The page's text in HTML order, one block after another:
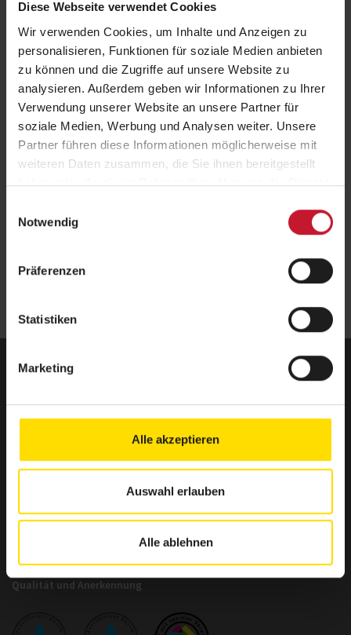
Diese Webseite verwendet Cookies
Wir verwenden Cookies, um Inhalte und Anzeigen zu
personalisieren, Funktionen für soziale Medien anbieten
zu können und die Zugriffe auf unsere Website zu
analysieren. Außerdem geben wir Informationen zu Ihrer
Verwendung unserer Website an unsere Partner für
soziale Medien, Werbung und Analysen weiter. Unsere
Partner führen diese Informationen möglicherweise mit
weiteren Daten zusammen, die Sie ihnen bereitgestellt
haben oder die sie im Rahmen Ihrer Nutzung der Dienste
Notwendig
Präferenzen
Statistiken
Marketing
Alle akzeptieren
Auswahl erlauben
Alle ablehnen
Gesundheitsmanagement: Ein Thema mit
Zukunft
BGM: So profitieren Unternehmen und
Institutionen
Besondere Vorteile für
Gesundheitsdienstleister
Betrieb selbst gestalten
So funktioniert die erfolgreiche Umsetzung
BSA-Akademie
Zentrale
Hermann-Neuberger-Straße 3
Telefax: +49 681 6855-100
Qualität und Anerkennung